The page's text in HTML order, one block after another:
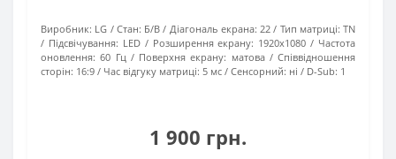
Виробник: LG Стан: Б/В Діагональ екрана: 22 Тип матриці: TN
Підсвічування: LED Розширення екрану: 1920х1080
Частота
оновлення: 60 Гц Поверхня екрану: матова
Співвідношення
сторін: 16:9 Час відгуку матриці: 5 мс Сенсорний: ні D-Sub: 1
1 900 грн.